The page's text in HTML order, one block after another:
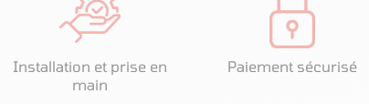
Installation et prise en
main
Paiement sécurisé